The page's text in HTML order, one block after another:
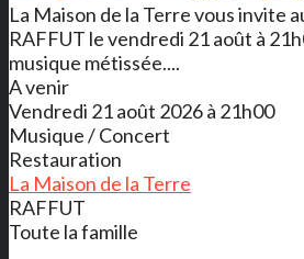
La Maison de la Terre vous invite
RAFFUT le vendredi 21 août à
musique métissée....
A venir
Vendredi 21 août 2026 à 21h00
Musique / Concert
Restauration
La Maison de la Terre
RAFFUT
Toute la famille